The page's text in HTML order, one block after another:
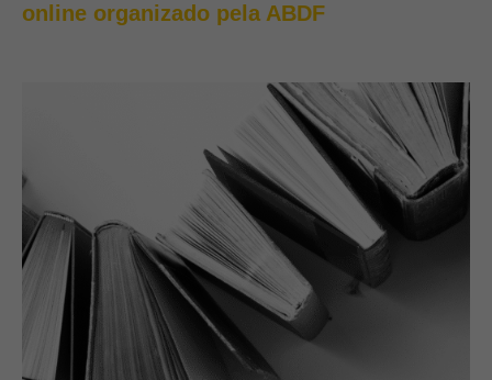
online organizado pela ABDF